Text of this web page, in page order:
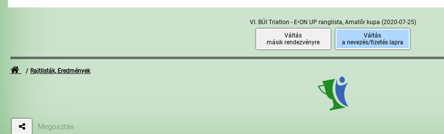
VI. BÚI Triatlon - E•ON UP ranglista, Amatőr kupa (2020-07-25)
Váltás
másik rendezvényre
Váltás
a nevezés/fizetés lapra
Rajtlisták, Eredmények
Megosztás